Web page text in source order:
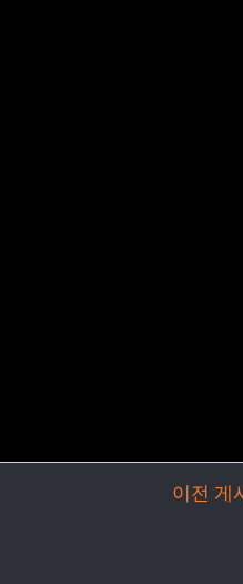
이전 게